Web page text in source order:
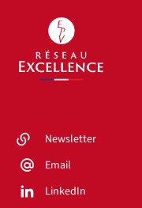
Newsletter
Email
LinkedIn